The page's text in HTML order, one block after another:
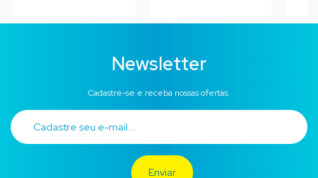
Newsletter
Cadastre-se e receba nossas ofertas.